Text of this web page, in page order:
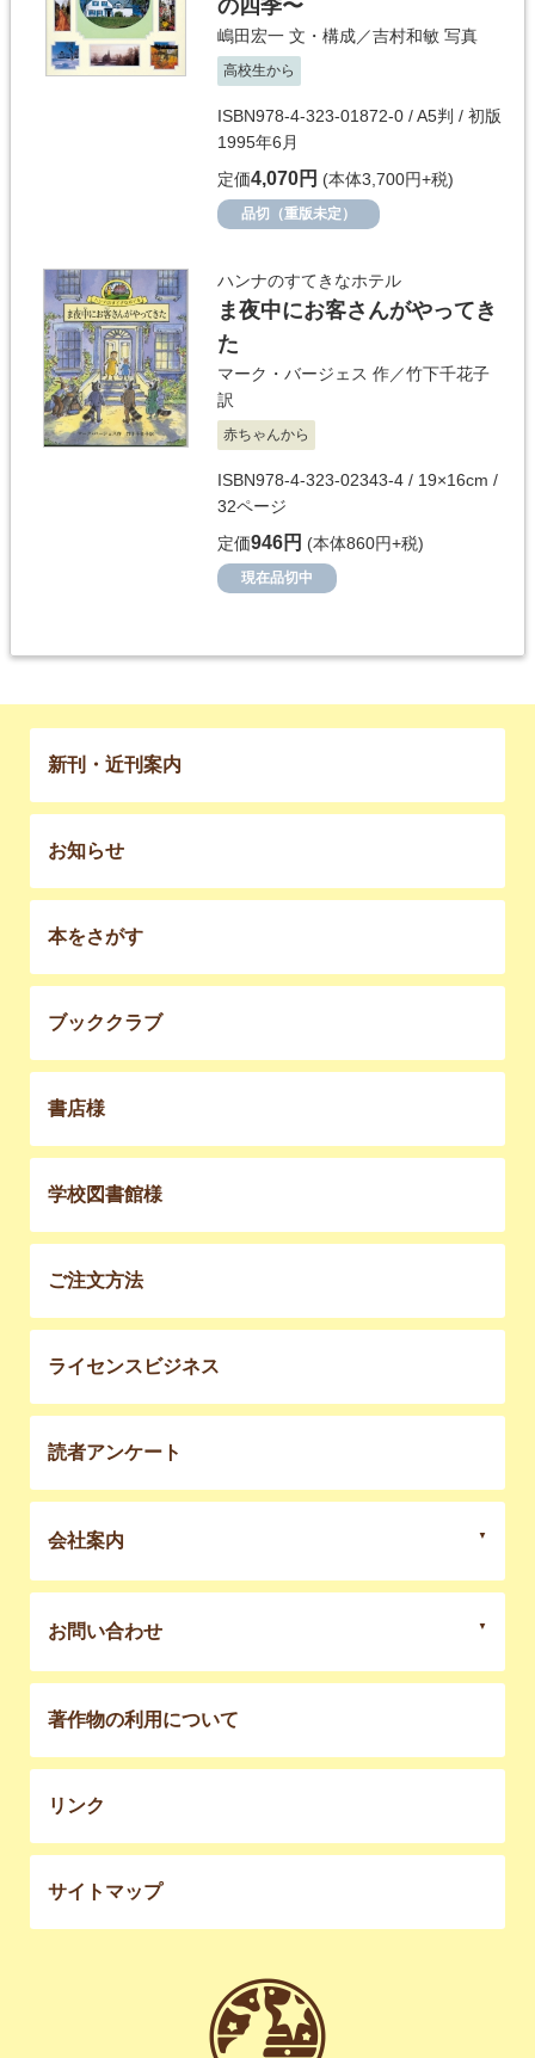
の四季〜
嶋田宏一 文・構成／吉村和敏 写真
高校生から
ISBN978-4-323-01872-0 / A5判 / 初版
1995年6月
定価4,070円 (本体3,700円+税)
品切（重版未定）
ハンナのすてきなホテル
ま夜中にお客さんがやってき
た
マーク・バージェス 作／竹下千花子
訳
赤ちゃんから
ISBN978-4-323-02343-4 / 19×16cm /
32ページ
定価946円 (本体860円+税)
現在品切中
新刊・近刊案内
お知らせ
本をさがす
ブッククラブ
書店様
学校図書館様
ご注文方法
ライセンスビジネス
読者アンケート
会社案内
お問い合わせ
著作物の利用について
リンク
サイトマップ